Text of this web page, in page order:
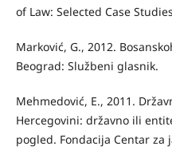
of Law: Selected Case
Marković, G., 2012.
Beograd: Službeni glasnik.
Mehmedović, E., 2011.
Hercegovini: državno ili
pogled. Fondacija Centar za